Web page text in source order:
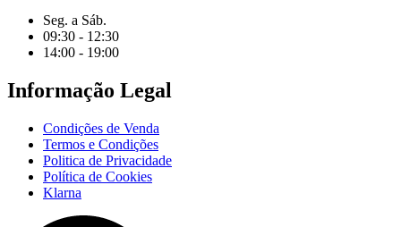
Seg. a Sáb.
09:30 - 12:30
14:00 - 19:00
Informação Legal
Condições de Venda
Termos e Condições
Politica de Privacidade
Política de Cookies
Klarna